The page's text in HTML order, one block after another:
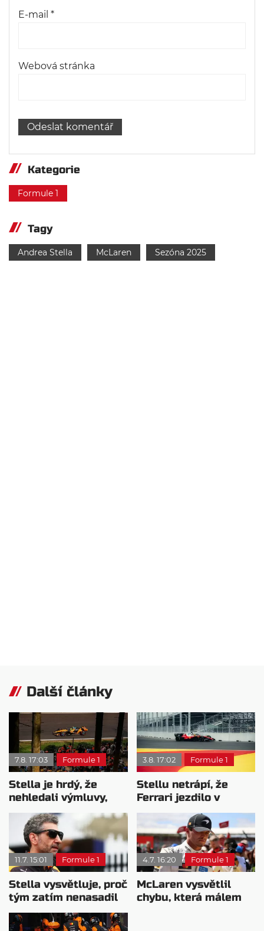
E-mail *
Webová stránka
Kategorie
Formule 1
Tagy
Andrea Stella McLaren Sezóna 2025
Další články
7.8. 17:03 Formule 1
Stella je hrdý, že
nehledali výmluvy,
proč nedokážou
bojovat o titul
3.8. 17:02 Formule 1
Stellu netrápí, že
Ferrari jezdilo v
Madridu: Bylo to
staveniště
11.7. 15:01 Formule 1
Stella vysvětluje, proč
tým zatím nenasadil
novou pohonnou
jednotku
4.7. 16:20 Formule 1
McLaren vysvětlil
chybu, která málem